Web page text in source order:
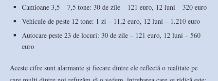
Camioane 3,5 – 7,5 tone: 30 de zile – 121 euro, 12 luni – 320 euro
Vehicule de peste 12 tone: 1 zi – 11,2 euro, 12 luni – 1.210 euro
Autocare peste 23 de locuri: 30 de zile – 121 euro, 12 luni – 560
euro
Aceste cifre sunt alarmante și fiecare dintre ele reflectă o realitate pe